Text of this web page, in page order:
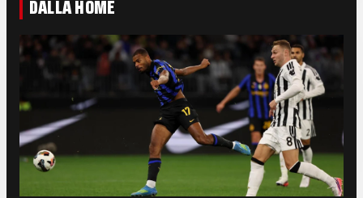
DALLA HOME